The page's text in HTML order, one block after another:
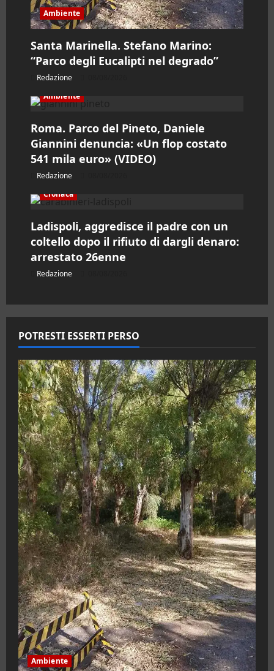
Ambiente
Santa Marinella. Stefano Marino:
“Parco degli Eucalipti nel degrado”
Redazione
Ambiente
Roma. Parco del Pineto, Daniele
Giannini denuncia: «Un flop costato
541 mila euro» (VIDEO)
Redazione
Cronaca
Ladispoli, aggredisce il padre con un
coltello dopo il rifiuto di dargli denaro:
arrestato 26enne
Redazione
POTRESTI ESSERTI PERSO
Ambiente